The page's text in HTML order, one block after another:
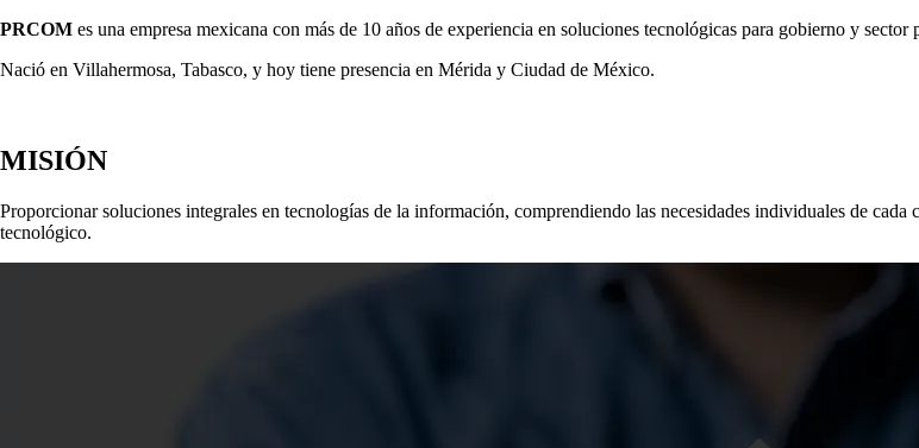
PRCOM es una empresa mexicana con más de 10 años de experiencia en soluciones tecnológicas para gobierno y
Nació en Villahermosa, Tabasco, y hoy tiene presencia en Mérida y Ciudad de México.
MISIÓN
Proporcionar soluciones integrales en tecnologías de la información, comprendiendo las necesidades individuales de
tecnológico.